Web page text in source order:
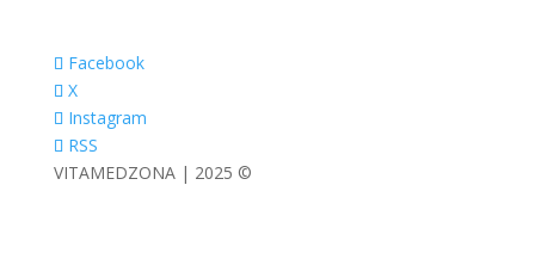
Facebook
X
Instagram
RSS
VITAMEDZONA | 2025 ©